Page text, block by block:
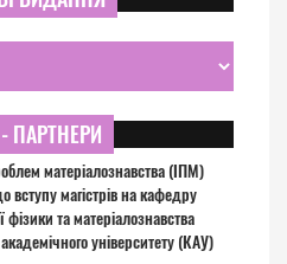
ПАРТНЕРИ
матеріалознавства (ІПМ)
вступу магістрів на кафедру
та матеріалознавства
університету (КАУ)